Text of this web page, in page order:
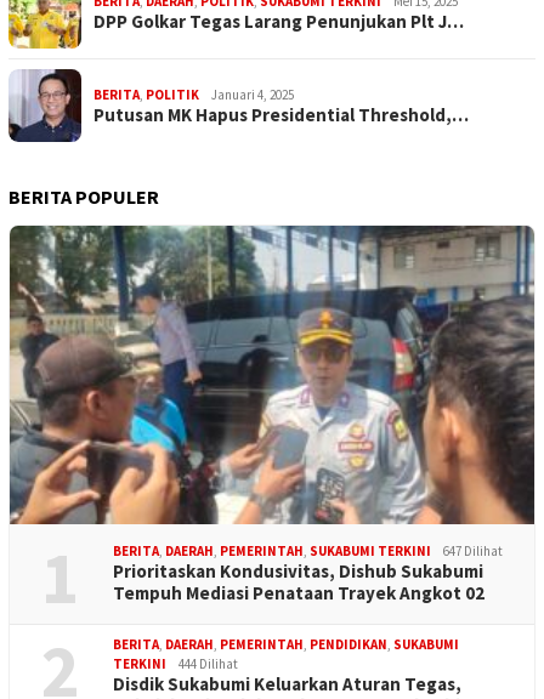
DPP Golkar Tegas Larang Penunjukan Plt J…
BERITA, POLITIK Januari 4, 2025
Putusan MK Hapus Presidential Threshold,…
BERITA POPULER
1 BERITA, DAERAH, PEMERINTAH, SUKABUMI TERKINI 647 Dilihat
Prioritaskan Kondusivitas, Dishub Sukabumi
Tempuh Mediasi Penataan Trayek Angkot 02
2 BERITA, DAERAH, PEMERINTAH, PENDIDIKAN, SUKABUMI
TERKINI
444 Dilihat
Disdik Sukabumi Keluarkan Aturan Tegas,